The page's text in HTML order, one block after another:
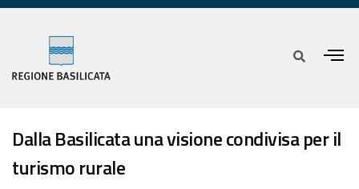
Dalla Basilicata una visione condivisa per il
turismo rurale